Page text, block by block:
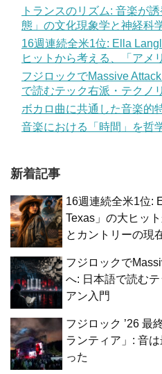
トランスのリズム: 音楽が
態」の文化現象学と神経科
16週連続全米1位: Ella
ヒットから考える、「アメ
フジロックでMassive
で読むテック右派・テクノ
ボカロ曲に共通した音楽的
音楽における「時間」を哲
新着記事
16週連続全米1位:
Texas」の大ヒッ
とカントリーの現
フジロックで
へ: 日本語で読む
アン入門
フジロック ’26 最
ランティア」: 音
った